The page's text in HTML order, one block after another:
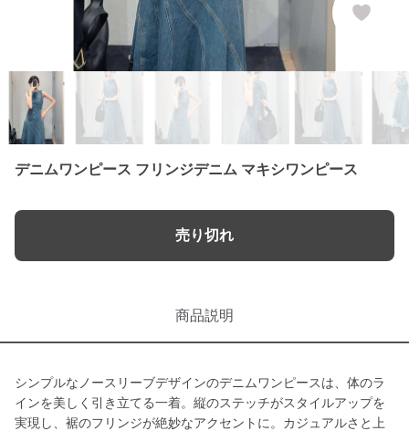
デニムワンピース フリンジデニム マキシワンピース
売り切れ
商品説明
シンプルなノースリーブデザインのデニムワンピースは、体のラ
インを美しく引き立てる一着。縦のステッチがスタイルアップを
実現し、裾のフリンジが絶妙なアクセントに。カジュアルさと上